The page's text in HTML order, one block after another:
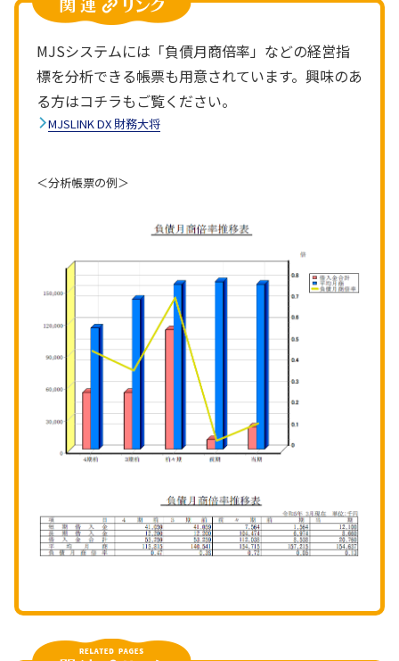
MJSシステムには「負債月商倍率」などの経営指
標を分析できる帳票も用意されています。興味のあ
る方はコチラもご覧ください。
MJSLINK DX 財務大将
＜分析帳票の例＞